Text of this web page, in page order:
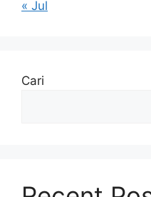
« Jul
Cari